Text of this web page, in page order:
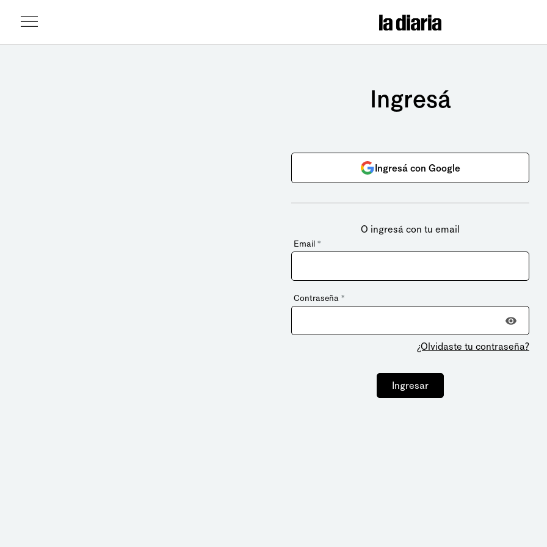
Ingresá
Ingresá con Google
O ingresá con tu email
Email *
Contraseña *
¿Olvidaste tu contraseña?
Ingresar